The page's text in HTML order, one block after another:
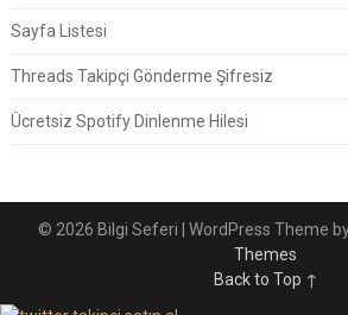
Sayfa Listesi
Threads Takipçi Gönderme Şifresiz
Ücretsiz Spotify Dinlenme Hilesi
© 2026 Bilgi Seferi | WordPress Theme
Themes
Back to Top ↑